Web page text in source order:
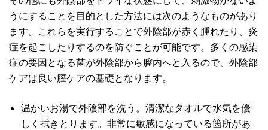
うにすることを目的とした方法には次のようなものがあり
ます。これらを実行することで外陰部が赤く腫れたり、炎
症を起こしたりするのを防ぐことが可能です。多くの感染
症の要因となる菌が外陰部から膣内へと入るので、外陰部
ケアは良い膣ケアの基礎となります。
温かいお湯で外陰部を洗う。清潔なタオルで水気を優
しく拭きとります。非常に敏感になっている箇所があ